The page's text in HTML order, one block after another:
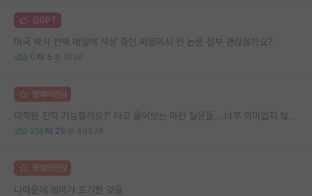
김GPT
미국 박사 컨택 메일에 작성 중인 퍼블리시 전 논문 첨부 괜찮을까요?
0 5 1038
명예의전당
대학원 진학 가능할까요?’ 라고 물어보는 이런 질문들… 너무 의미없지 않나요?
214 29 49874
명예의전당
나때문에 엄마가 포기한 것들